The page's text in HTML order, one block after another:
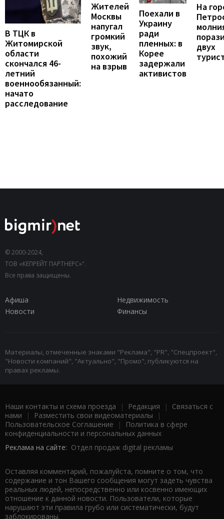
В ТЦК в
Житомирской
области
скончался 46-
летний
военнообязанный:
начато
расследование
Жителей
Москвы
напугал
громкий
звук,
похожий
на взрыв
Поехали в
Украину
ради
пленных: в
Корее
задержали
активистов
На
двух
© 2000-2024,
ТОВ «КЕПРЕЙТ ПАРТНЕРС»".
Все права защищены.
Афиша
Недвижимость
Новости
Финансы
Материалы, отмеченные знаками "Реклама", "PR", "Спецпроект",
"Новости компаний", "Актуально", "Промо", публикуются на
правах рекламы.
Наши контакты и схема проезда | Редакция | Связаться с
нами | Разместить свои видеоматериалы |
Пользовательское Соглашение |
Политика в сфере
конфиденциальности и персональных данных
Реклама на сайте: Отдел продаж digital рекламы
Оставляя комментарий, пожалуйста, помните о том, что
содержание и тон Вашего сообщения могут задеть чувства
реальных людей, непосредственно или косвенно имеющих
отношение к данной новости. Пользователи, которые
нарушают эти правила грубо или систематически, будут
заблокированы.